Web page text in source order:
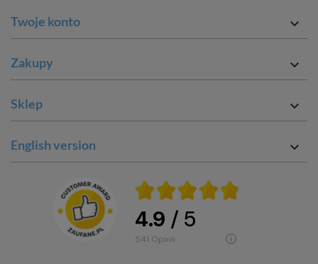
Twoje konto 
Zakupy 
Sklep 
English version 
4.9 / 5
541 opinii